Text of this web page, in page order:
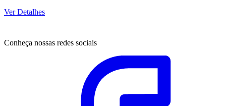
Ver Detalhes
Conheça nossas redes sociais